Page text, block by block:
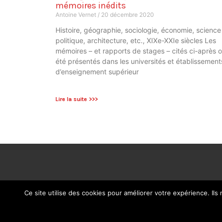
mémoires inédits
Antoine Vernet 20 décembre 2020
Histoire, géographie, sociologie, économie, science
politique, architecture, etc., XIXe-XXIe siècles Les
mémoires – et rapports de stages – cités ci-après
été présentés dans les universités et
d’enseignement supérieur
Lire la suite >>>
Ce site utilise des cookies pour améliorer votre expérience.